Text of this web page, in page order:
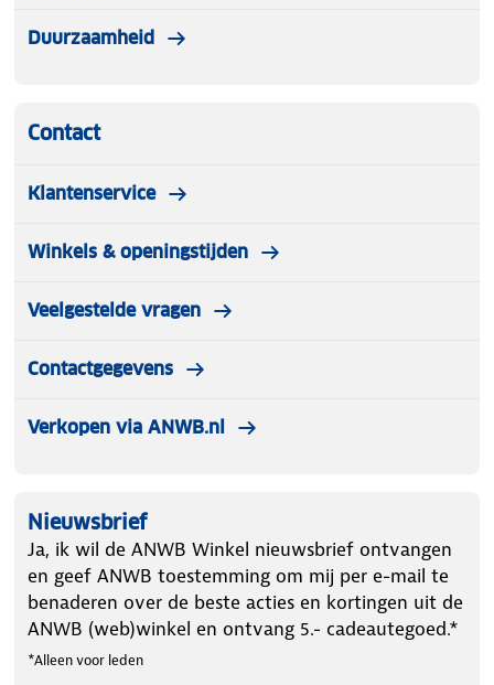
Duurzaamheid
Contact
Klantenservice
Winkels & openingstijden
Veelgestelde vragen
Contactgegevens
Verkopen via ANWB.nl
Nieuwsbrief
Ja, ik wil de ANWB Winkel nieuwsbrief ontvangen
en geef ANWB toestemming om mij per e-mail te
benaderen over de beste acties en kortingen uit de
ANWB (web)winkel en ontvang 5.- cadeautegoed.*
*Alleen voor leden